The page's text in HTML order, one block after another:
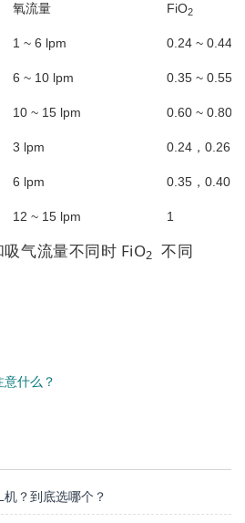
氧流量 FiO2
1 ~ 6 lpm 0.24 ~ 0.44*
6 ~ 10 lpm 0.35 ~ 0.55*
10 ~ 15 lpm 0.60 ~ 0.80*
3 lpm 0.24，0.26
6 lpm 0.35，0.40
12 ~ 15 lpm 1
气流量不同时 FiO2 不同
什么？
？到底选哪个？